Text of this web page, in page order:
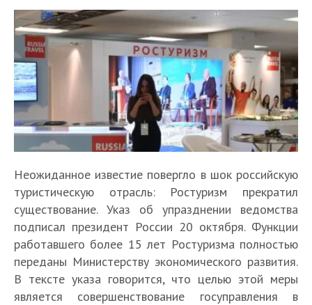
Неожиданное известие повергло в шок российскую
туристическую отрасль: Ростуризм прекратил
существование. Указ об упразднении ведомства
подписал президент России 20 октября. Функции
работавшего более 15 лет Ростуризма полностью
переданы Министерству экономического развития.
В тексте указа говорится, что целью этой меры
является совершенствование госуправления в